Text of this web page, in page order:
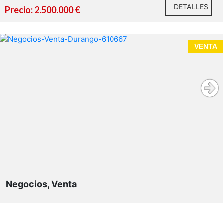
Precio: 2.500.000 € DETALLES
VENTA
Negocios, Venta